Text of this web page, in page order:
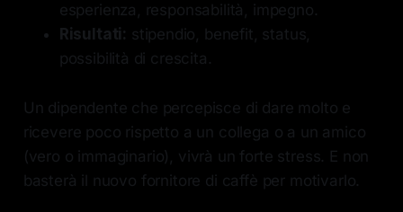
esperienza, responsabilità, impegno.
Risultati: stipendio, benefit, status,
possibilità di crescita.
Un dipendente che percepisce di dare molto e
ricevere poco rispetto a un collega o a un amico
(vero o immaginario), vivrà un forte stress. E non
basterà il nuovo fornitore di caffè per motivarlo.